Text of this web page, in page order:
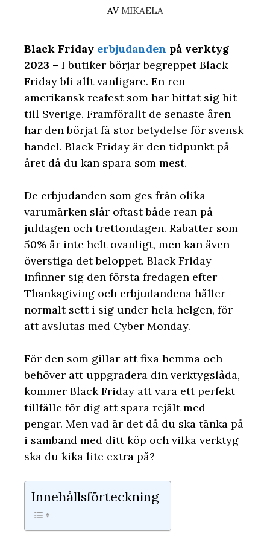
AV MIKAELA
Black Friday erbjudanden på verktyg
2023 – I butiker börjar begreppet Black
Friday bli allt vanligare. En ren
amerikansk reafest som har hittat sig hit
till Sverige. Framförallt de senaste åren
har den börjat få stor betydelse för svensk
handel. Black Friday är den tidpunkt på
året då du kan spara som mest.
De erbjudanden som ges från olika
varumärken slår oftast både rean på
juldagen och trettondagen. Rabatter som
50% är inte helt ovanligt, men kan även
överstiga det beloppet. Black Friday
infinner sig den första fredagen efter
Thanksgiving och erbjudandena håller
normalt sett i sig under hela helgen, för
att avslutas med Cyber Monday.
För den som gillar att fixa hemma och
behöver att uppgradera din verktygslåda,
kommer Black Friday att vara ett perfekt
tillfälle för dig att spara rejält med
pengar. Men vad är det då du ska tänka på
i samband med ditt köp och vilka verktyg
ska du kika lite extra på?
Innehållsförteckning